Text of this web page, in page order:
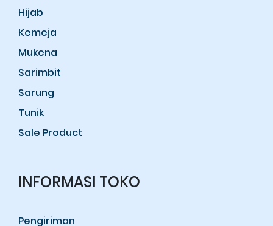
Hijab
Kemeja
Mukena
Sarimbit
Sarung
Tunik
Sale Product
INFORMASI TOKO
Pengiriman